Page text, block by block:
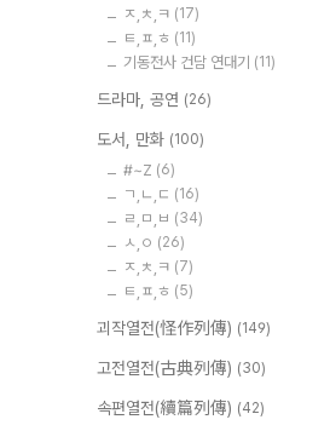
ㅈ,ㅊ,ㅋ (17)
ㅌ,ㅍ,ㅎ (11)
기동전사 건담 연대기 (11)
드라마, 공연 (26)
도서, 만화 (100)
#~Z (6)
ㄱ,ㄴ,ㄷ (16)
ㄹ,ㅁ,ㅂ (34)
ㅅ,ㅇ (26)
ㅈ,ㅊ,ㅋ (7)
ㅌ,ㅍ,ㅎ (5)
괴작열전(怪作列傳) (149)
고전열전(古典列傳) (30)
속편열전(續篇列傳) (42)